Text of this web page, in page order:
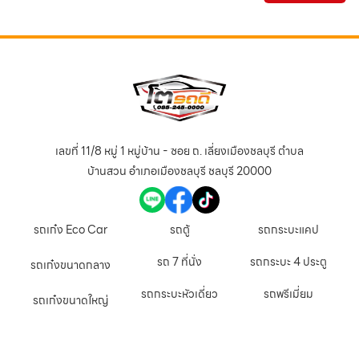
เลขที่ 11/8 หมู่ 1 หมู่บ้าน - ซอย ถ. เลี่ยงเมืองชลบุรี ตำบล
บ้านสวน อำเภอเมืองชลบุรี ชลบุรี 20000
รถเก๋ง Eco Car
รถเก๋งขนาดกลาง
รถเก๋งขนาดใหญ่
รถตู้
รถ 7 ที่นั่ง
รถกระบะหัวเดี่ยว
รถกระบะแคป
รถกระบะ 4 ประตู
รถพรีเมี่ยม